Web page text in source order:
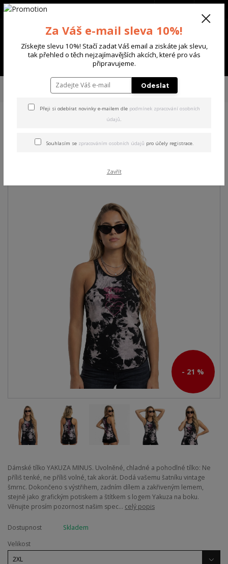
Menu
+420 702 136 620
TRIČKA & TÍLKA
Yakuza dámské tílko Minus Urban
Tanktop black 2XL
Urban Tanktop black 2XL
- 21 %
Dámské tílko YAKUZA MINUS. Uvolněné, chladné a pohodlné tílko: Ne
příliš tenké, ne příliš volné, tak akorát. Dodá vašemu šatníku vintage
šmrnc. Dokončeno s výstřihem, zadním dílem a zakřiveným lemem,
stejně jako grafickým potiskem a štítkem s logem Yakuza na boku.
Věnujte prosím pozornost našim spec... celý popis
Dostupnost
Skladem
Velikost
Za Váš e-mail sleva 10%!
Získejte slevu 10%! Stačí zadat Váš email a ziskáte jak slevu,
tak přehled o těch nejzajímavějších akcích, které pro vás
připravujeme.
Odeslat
Přeji si odebírat novinky e-mailem dle podmínek zpracování osobních
údajů.
Souhlasím se zpracováním osobních údajů pro účely registrace.
Zavřít